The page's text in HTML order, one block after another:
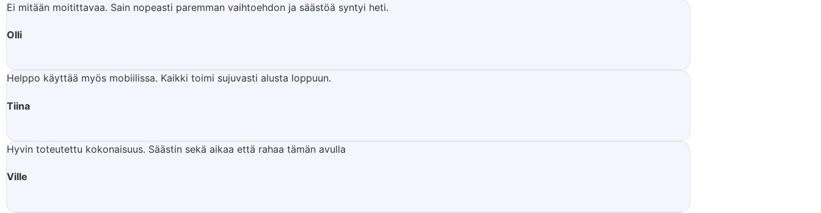
Ei mitään moitittavaa. Sain nopeasti paremman vaihtoehdon ja säästöä syntyi heti.
Olli
Helppo käyttää myös mobiilissa. Kaikki toimi sujuvasti alusta loppuun.
Tiina
Hyvin toteutettu kokonaisuus. Säästin sekä aikaa että rahaa tämän avulla
Ville